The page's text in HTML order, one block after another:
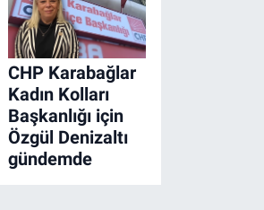
CHP Karabağlar
Kadın Kolları
Başkanlığı için
Özgül Denizaltı
gündemde